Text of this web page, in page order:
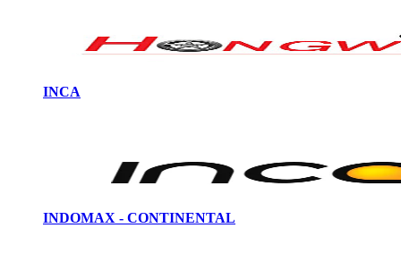
INCA
INDOMAX - CONTINENTAL